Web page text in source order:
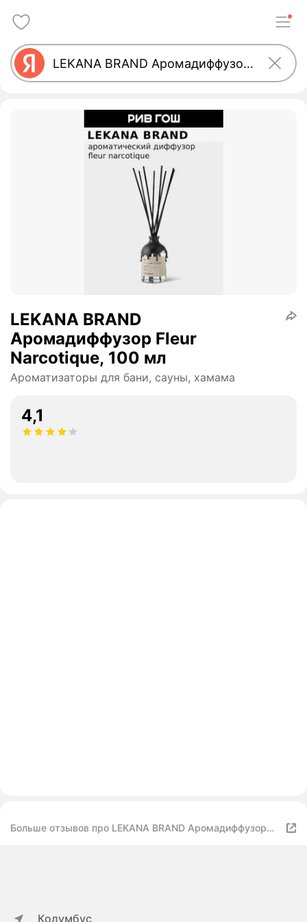
LEKANA BRAND
Аромадиффузор Fleur
Narcotique, 100 мл
Ароматизаторы для бани, сауны, хамама
4,1
Больше отзывов про LEKANA BRAND Аромадиффузор
Колумбус